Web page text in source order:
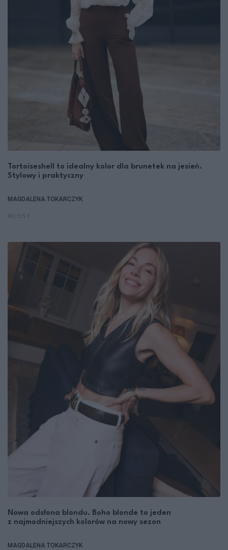
Tortoiseshell to idealny kolor dla brunetek na jesień.
Stylowy i praktyczny
MAGDALENA TOKARCZYK
Nowa odsłona blondu. Boho blonde to jeden
z najmodniejszych kolorów na nowy sezon
MAGDALENA TOKARCZYK